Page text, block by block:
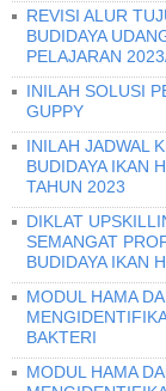
REVISI ALUR
BUDIDAYA
PELAJARAN
INILAH SOLUSI
GUPPY
INILAH JADWAL
BUDIDAYA IKAN
TAHUN 2023
DIKLAT
SEMANGAT
BUDIDAYA IKAN
MODUL HAMA
BAKTERI
MODUL HAMA